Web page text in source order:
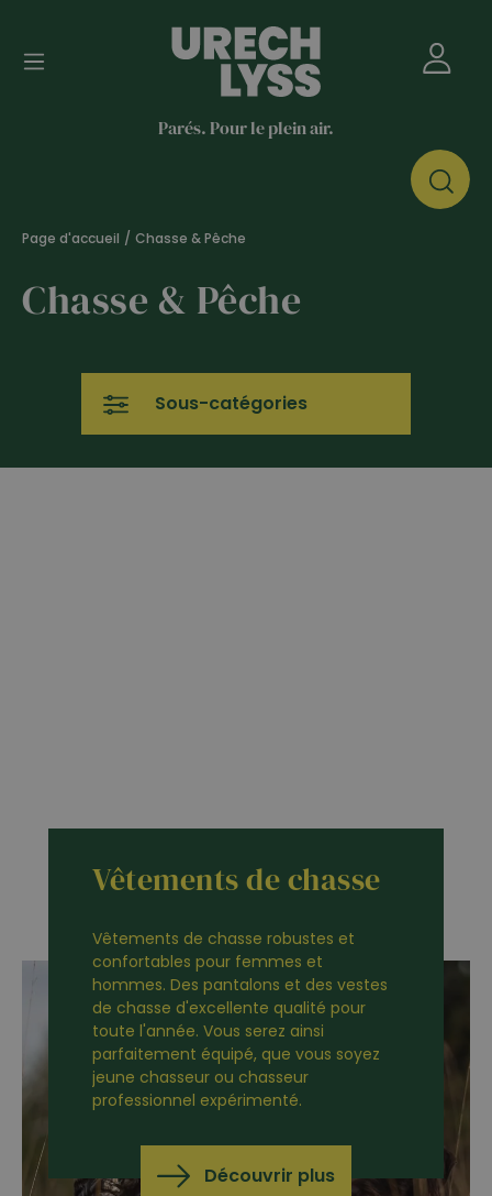
Parés. Pour le plein air.
Page d'accueil / Chasse & Pêche
Chasse & Pêche
Sous-catégories
Vêtements de chasse
Vêtements de chasse robustes et
confortables pour femmes et
hommes. Des pantalons et des vestes
de chasse d'excellente qualité pour
toute l'année. Vous serez ainsi
parfaitement équipé, que vous soyez
jeune chasseur ou chasseur
professionnel expérimenté.
Découvrir plus